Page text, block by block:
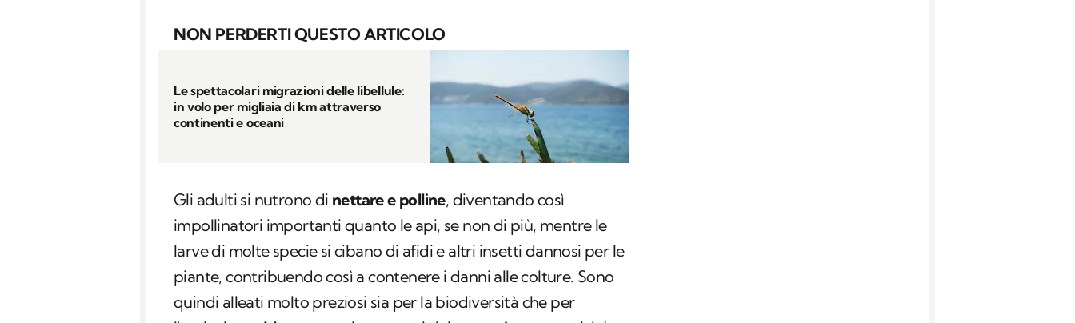
NON PERDERTI QUESTO ARTICOLO
Le spettacolari migrazioni delle libellule:
in volo per migliaia di km attraverso
continenti e oceani
Gli adulti si nutrono di nettare e polline, diventando così
impollinatori importanti quanto le api, se non di più, mentre le
larve di molte specie si cibano di afidi e altri insetti dannosi per le
piante, contribuendo così a contenere i danni alle colture. Sono
quindi alleati molto preziosi sia per la biodiversità che per